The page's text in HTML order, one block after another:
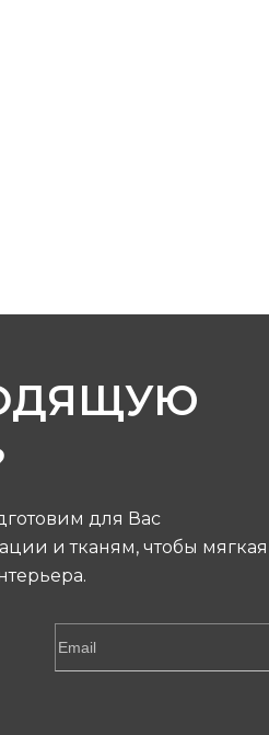
для Вас
и тканям, чтобы мягкая